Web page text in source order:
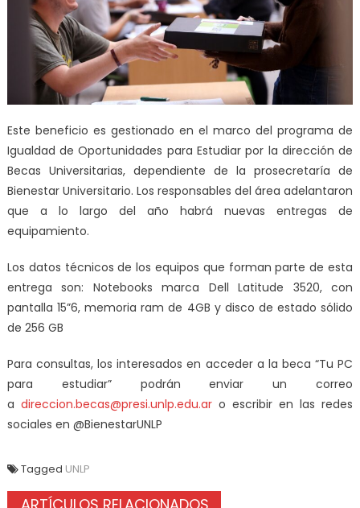
Este beneficio es gestionado en el marco del programa de
Igualdad de Oportunidades para Estudiar por la dirección de
Becas Universitarias, dependiente de la prosecretaría de
Bienestar Universitario. Los responsables del área adelantaron
que a lo largo del año habrá nuevas entregas de
equipamiento.
Los datos técnicos de los equipos que forman parte de esta
entrega son: Notebooks marca Dell Latitude 3520, con
pantalla 15”6, memoria ram de 4GB y disco de estado sólido
de 256 GB
Para consultas, los interesados en acceder a la beca “Tu PC
para estudiar” podrán enviar un correo
a direccion.becas@presi.unlp.edu.aro escribir en las redes
sociales en @BienestarUNLP
Tagged UNLP